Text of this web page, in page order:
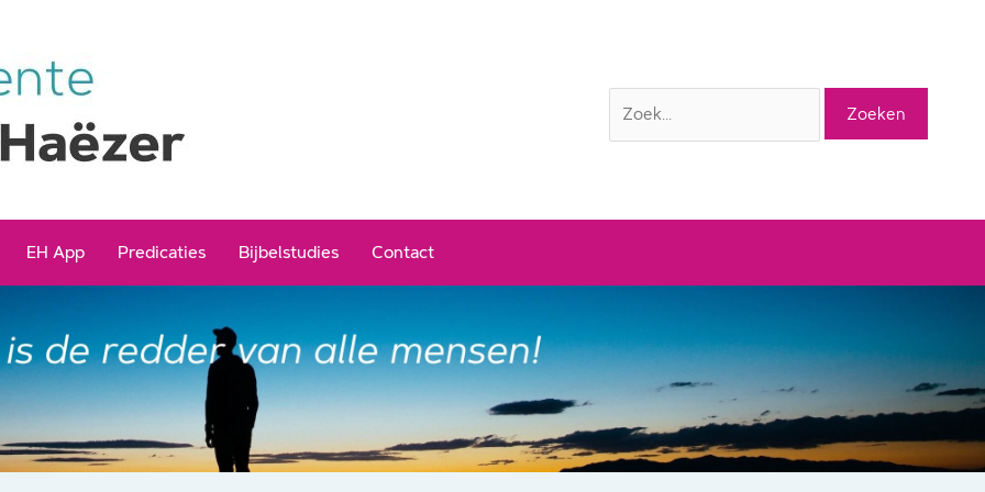
Zoek
naar:
EH App Predicaties Bijbelstudies Contact